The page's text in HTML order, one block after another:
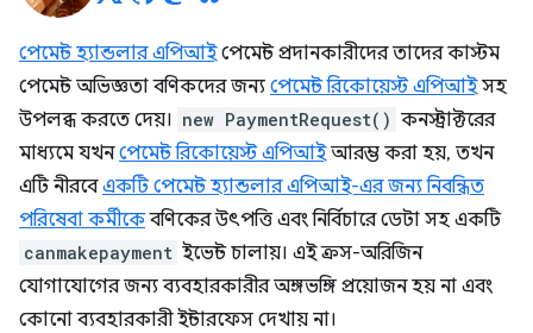
পেমেন্ট হ্যান্ডলার এপিআইপেমেন্ট প্রদানকারীদের তাদের কাস্টম
পেমেন্ট অভিজ্ঞতা বণিকদের জন্য পেমেন্ট রিকোয়েস্ট এপিআইসহ
উপলব্ধ করতে দেয়। new PaymentRequest() কনস্ট্রাক্টরের
মাধ্যমে যখনপেমেন্ট রিকোয়েস্ট এপিআইআরম্ভ করা হয়, তখন
এটি নীরবেএকটি পেমেন্ট হ্যান্ডলার এপিআই-এর জন্য নিবন্ধিত
পরিষেবা কর্মীকেবণিকের উৎপত্তি এবং নির্বিচারে ডেটা সহ একটি
canmakepayment ইভেন্ট চালায়। এই ক্রস-অরিজিন
যোগাযোগের জন্য ব্যবহারকারীর অঙ্গভঙ্গি প্রয়োজন হয় না এবং
কোনো ব্যবহারকারী ইন্টারফেস দেখায় না।